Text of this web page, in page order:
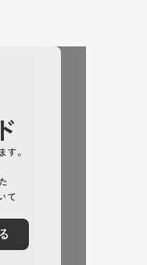
す。
て